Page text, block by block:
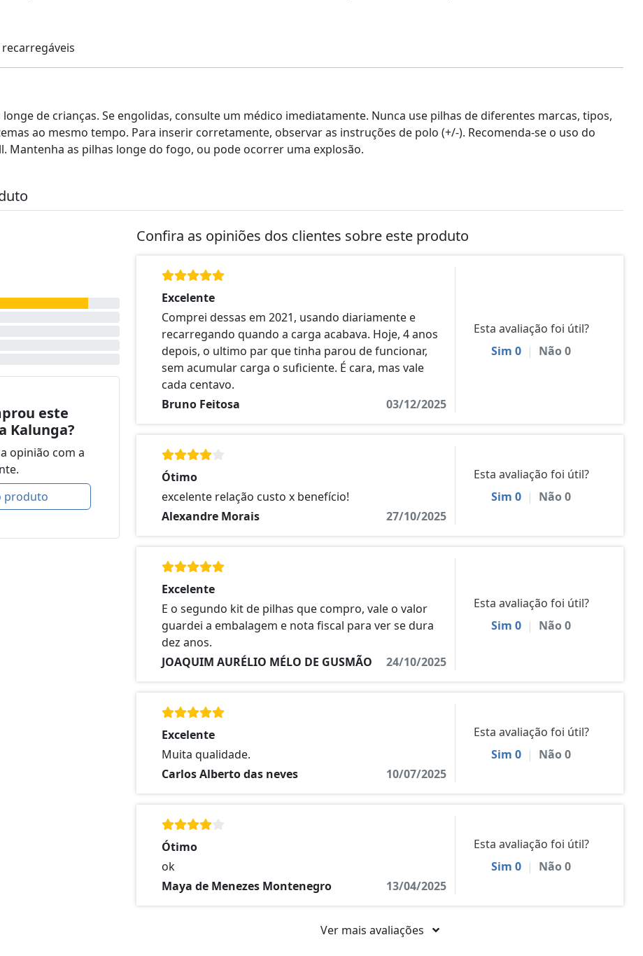
de crianças. Se engolidas, consulte um médico imediatamente. Nunca use pilhas de diferentes marcas, tipos,
ao mesmo tempo. Para inserir corretamente, observar as instruções de polo (+/-). Recomenda-se o uso do
Mantenha as pilhas longe do fogo, ou pode ocorrer uma explosão.
este
Kalunga?
opinião com a
produto
Confira as opiniões dos clientes sobre este produto
Excelente
Comprei dessas em 2021, usando diariamente e
recarregando quando a carga acabava. Hoje, 4 anos
depois, o ultimo par que tinha parou de funcionar,
sem acumular carga o suficiente. É cara, mas vale
cada centavo.
Bruno Feitosa
03/12/2025
Esta avaliação foi útil?
Sim 0 | Não0
Ótimo
excelente relação custo x benefício!
Alexandre Morais
27/10/2025
Esta avaliação foi útil?
Sim 0 | Não0
Excelente
E o segundo kit de pilhas que compro, vale o valor
guardei a embalagem e nota fiscal para ver se dura
dez anos.
JOAQUIM AURÉLIO MÉLO DE GUSMÃO
24/10/2025
Esta avaliação foi útil?
Sim 0 | Não0
Excelente
Muita qualidade.
Carlos Alberto das neves
10/07/2025
Esta avaliação foi útil?
Sim 0 | Não0
Ótimo
ok
Maya de Menezes Montenegro
13/04/2025
Esta avaliação foi útil?
Sim 0 | Não0
Ver mais avaliações